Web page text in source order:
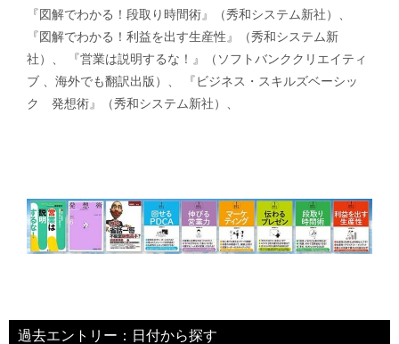
『図解でわかる！段取り時間術』（秀和システム新社）、
『図解でわかる！利益を出す生産性』（秀和システム新
社）、 『営業は説明するな！』（ソフトバンククリエイティ
ブ 、海外でも翻訳出版）、 『ビジネス・スキルズベーシッ
ク 発想術』（秀和システム新社）、
過去エントリー：日付から探す